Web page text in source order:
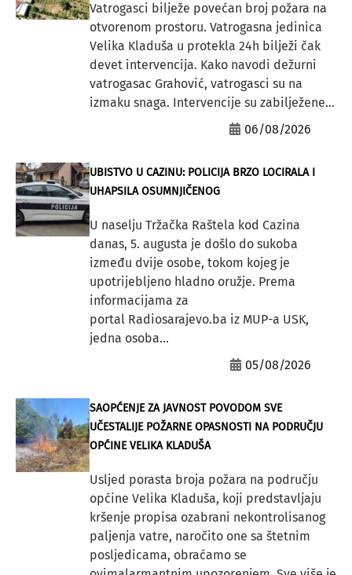
Vatrogasci bilježe povećan broj požara na
otvorenom prostoru. Vatrogasna jedinica
Velika Kladuša u protekla 24h bilježi čak
devet intervencija. Kako navodi dežurni
vatrogasac Grahović, vatrogasci su na
izmaku snaga. Intervencije su zabilježene...
06/08/2026
UBISTVO U CAZINU: POLICIJA BRZO LOCIRALA I
UHAPSILA OSUMNJIČENOG
U naselju Tržačka Raštela kod Cazina
danas, 5. augusta je došlo do sukoba
između dvije osobe, tokom kojeg je
upotrijebljeno hladno oružje. Prema
informacijama za
portal Radiosarajevo.ba iz MUP-a USK,
jedna osoba...
05/08/2026
SAOPĆENJE ZA JAVNOST POVODOM SVE
UČESTALIJE POŽARNE OPASNOSTI NA PODRUČJU
OPĆINE VELIKA KLADUŠA
Usljed porasta broja požara na području
općine Velika Kladuša, koji predstavljaju
kršenje propisa ozabrani nekontrolisanog
paljenja vatre, naročito one sa štetnim
posljedicama, obraćamo se